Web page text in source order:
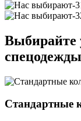
Выбирайте
спецодежды
Стандартные